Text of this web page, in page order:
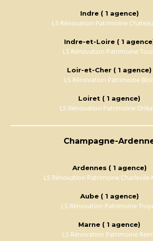
Indre ( 1 agence)
LS Rénovation Patrimoine
Indre-et-Loire ( 1
LS Rénovation Patrimoine
Loir-et-Cher ( 1 agence)
LS Rénovation Patrimoine
Loiret ( 1 agence)
LS Rénovation Patrimoine
Champagne-
Ardennes ( 1 agence)
LS Rénovation Patrimoine
Aube ( 1 agence)
LS Rénovation Patrimoine
Marne ( 1 agence)
LS Rénovation Patrimoine